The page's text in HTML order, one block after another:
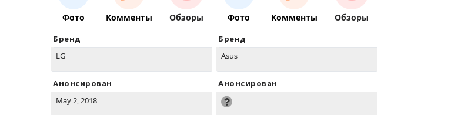
Фото Комменты Обзоры
Бренд
LG
Анонсирован
May 2, 2018
Фото Комменты Обзоры
Бренд
Asus
Анонсирован